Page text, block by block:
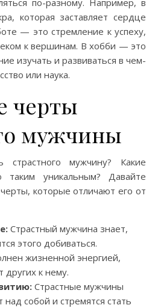
по-разному. Например, в
которая заставляет сердце
— это стремление к успеху,
к вершинам. В хобби — это
изучать и развиваться в чем-
или наука.
черты
мужчины
страстного мужчину? Какие
таким уникальным? Давайте
которые отличают его от
Страстный мужчина знает,
этого добиваться.
жизненной энергией,
других к нему.
Страстные мужчины
собой и стремятся стать